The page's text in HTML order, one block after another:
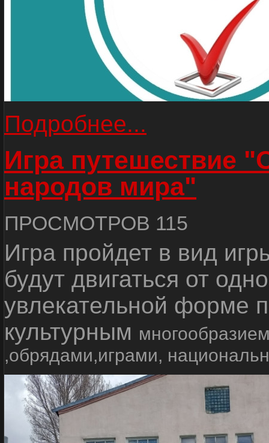
Подробнее...
Игра путешествие
народов мира"
ПРОСМОТРОВ 115
Игра пройдет в вид
будут двигаться от
увлекательной форме
культурным
,обрядами,играми,